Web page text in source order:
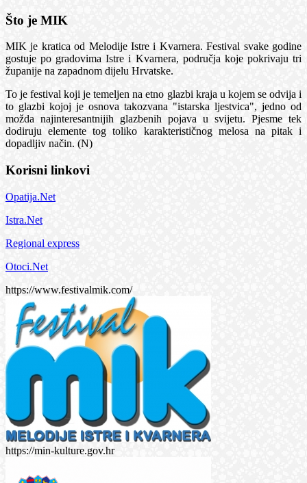
Što je MIK
MIK je kratica od Melodije Istre i Kvarnera. Festival svake godine
gostuje po gradovima Istre i Kvarnera, područja koje pokrivaju tri
županije na zapadnom dijelu Hrvatske.
To je festival koji je temeljen na etno glazbi kraja u kojem se odvija i
to glazbi kojoj je osnova takozvana "istarska ljestvica", jedno od
možda najinteresantnijih glazbenih pojava u svijetu. Pjesme tek
dodiruju elemente tog toliko karakterističnog melosa na pitak i
dopadljiv način. (N)
Korisni linkovi
Opatija.Net
Istra.Net
Regional express
Otoci.Net
https://www.festivalmik.com/
https://min-kulture.gov.hr